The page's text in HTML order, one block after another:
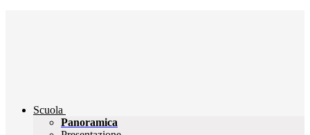
Scuola
Panoramica